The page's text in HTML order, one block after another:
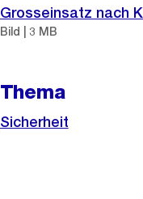
Grosseinsatz nach
Bild | 3 MB
Thema
Sicherheit